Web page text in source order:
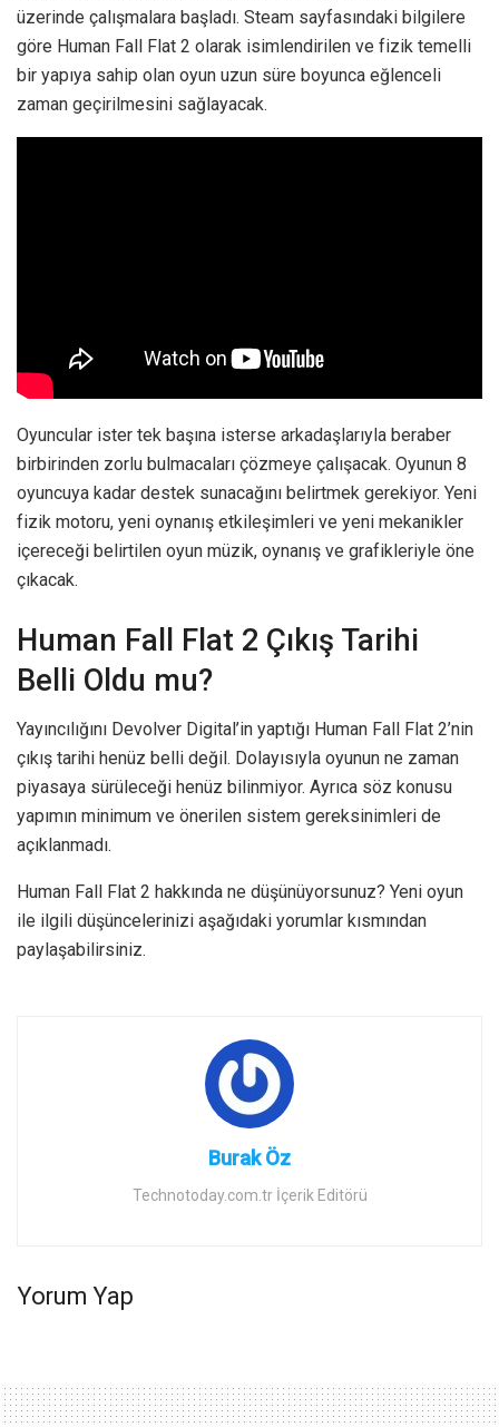
üzerinde çalışmalara başladı. Steam sayfasındaki bilgilere
göre Human Fall Flat 2 olarak isimlendirilen ve fizik temelli
bir yapıya sahip olan oyun uzun süre boyunca eğlenceli
zaman geçirilmesini sağlayacak.
Oyuncular ister tek başına isterse arkadaşlarıyla beraber
birbirinden zorlu bulmacaları çözmeye çalışacak. Oyunun 8
oyuncuya kadar destek sunacağını belirtmek gerekiyor. Yeni
fizik motoru, yeni oynanış etkileşimleri ve yeni mekanikler
içereceği belirtilen oyun müzik, oynanış ve grafikleriyle öne
çıkacak.
Human Fall Flat 2 Çıkış Tarihi
Belli Oldu mu?
Yayıncılığını Devolver Digital’in yaptığı Human Fall Flat 2’nin
çıkış tarihi henüz belli değil. Dolayısıyla oyunun ne zaman
piyasaya sürüleceği henüz bilinmiyor. Ayrıca söz konusu
yapımın minimum ve önerilen sistem gereksinimleri de
açıklanmadı.
Human Fall Flat 2 hakkında ne düşünüyorsunuz? Yeni oyun
ile ilgili düşüncelerinizi aşağıdaki yorumlar kısmından
paylaşabilirsiniz.
Burak Öz
Technotoday.com.tr İçerik Editörü
Yorum Yap